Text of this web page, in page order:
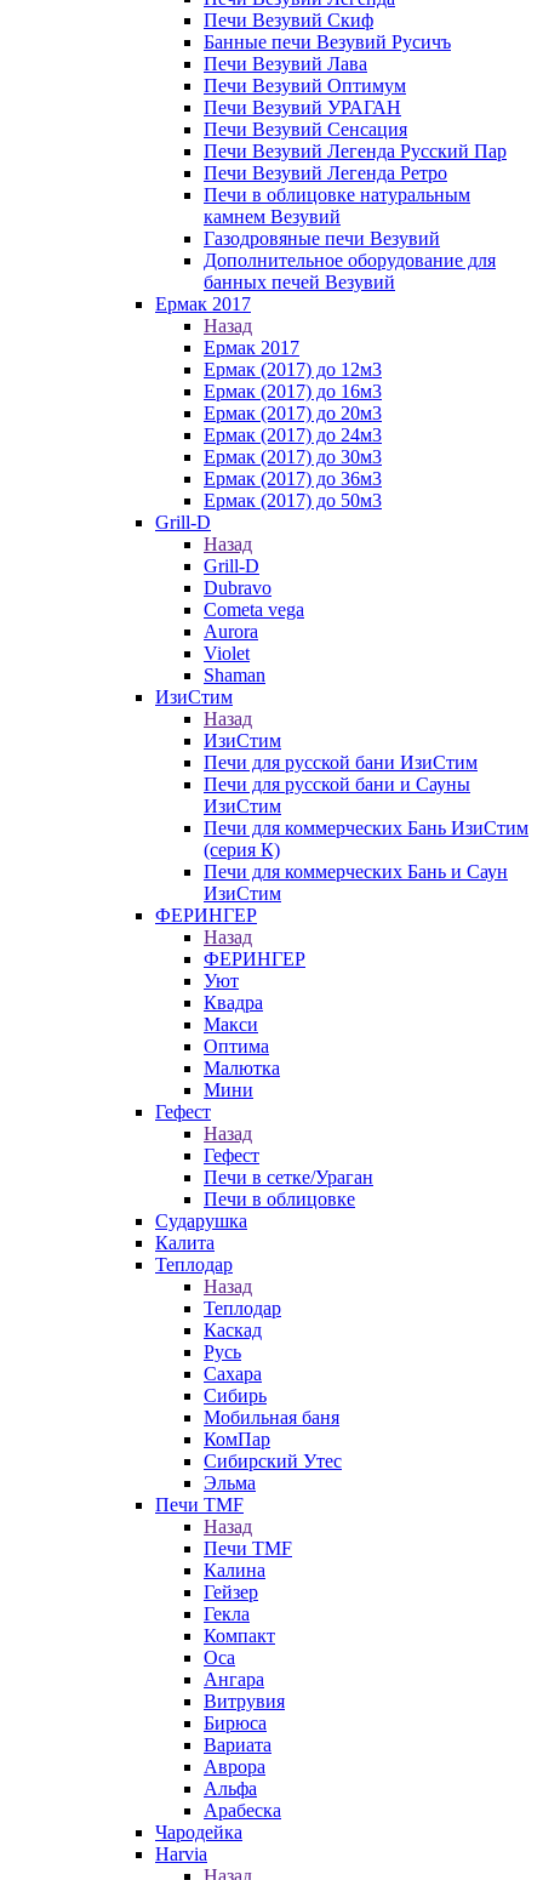
Печи Везувий Скиф
Банные печи Везувий Русичъ
Печи Везувий Лава
Печи Везувий Оптимум
Печи Везувий УРАГАН
Печи Везувий Сенсация
Печи Везувий Легенда Русский Пар
Печи Везувий Легенда Ретро
Печи в облицовке натуральным
камнем Везувий
Газодровяные печи Везувий
Дополнительное оборудование для
банных печей Везувий
Ермак 2017
Назад
Ермак 2017
Ермак (2017) до 12м3
Ермак (2017) до 16м3
Ермак (2017) до 20м3
Ермак (2017) до 24м3
Ермак (2017) до 30м3
Ермак (2017) до 36м3
Ермак (2017) до 50м3
Grill-D
Назад
Grill-D
Dubravo
Cometa vega
Aurora
Violet
Shaman
ИзиСтим
Назад
ИзиСтим
Печи для русской бани ИзиСтим
Печи для русской бани и Сауны
ИзиСтим
Печи для коммерческих Бань ИзиСтим
(серия К)
Печи для коммерческих Бань и Саун
ИзиСтим
ФЕРИНГЕР
Назад
ФЕРИНГЕР
Уют
Квадра
Макси
Оптима
Малютка
Мини
Гефест
Назад
Гефест
Печи в сетке/Ураган
Печи в облицовке
Сударушка
Калита
Теплодар
Назад
Теплодар
Каскад
Русь
Сахара
Сибирь
Мобильная баня
КомПар
Сибирский Утес
Эльма
Печи TMF
Назад
Печи TMF
Калина
Гейзер
Гекла
Компакт
Оса
Ангара
Витрувия
Бирюса
Вариата
Аврора
Альфа
Арабеска
Чародейка
Harvia
Назад